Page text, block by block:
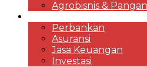
Agrobisnis & Pangan
Perbankan
Asuransi
Jasa Keuangan
Investasi